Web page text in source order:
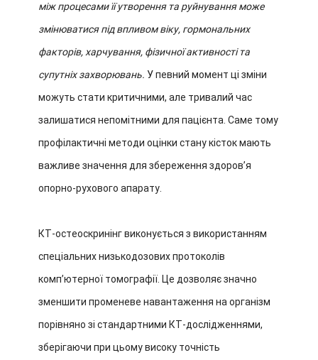
між процесами її утворення та руйнування може
змінюватися під впливом віку, гормональних
факторів, харчування, фізичної активності та
супутніх захворювань. У певний момент ці зміни
можуть стати критичними, але тривалий час
залишатися непомітними для пацієнта. Саме тому
профілактичні методи оцінки стану кісток мають
важливе значення для збереження здоров’я
опорно-рухового апарату.
КТ-остеоскринінг виконується з використанням
спеціальних низькодозових протоколів
комп’ютерної томографії. Це дозволяє значно
зменшити променеве навантаження на організм
порівняно зі стандартними КТ-дослідженнями,
зберігаючи при цьому високу точність